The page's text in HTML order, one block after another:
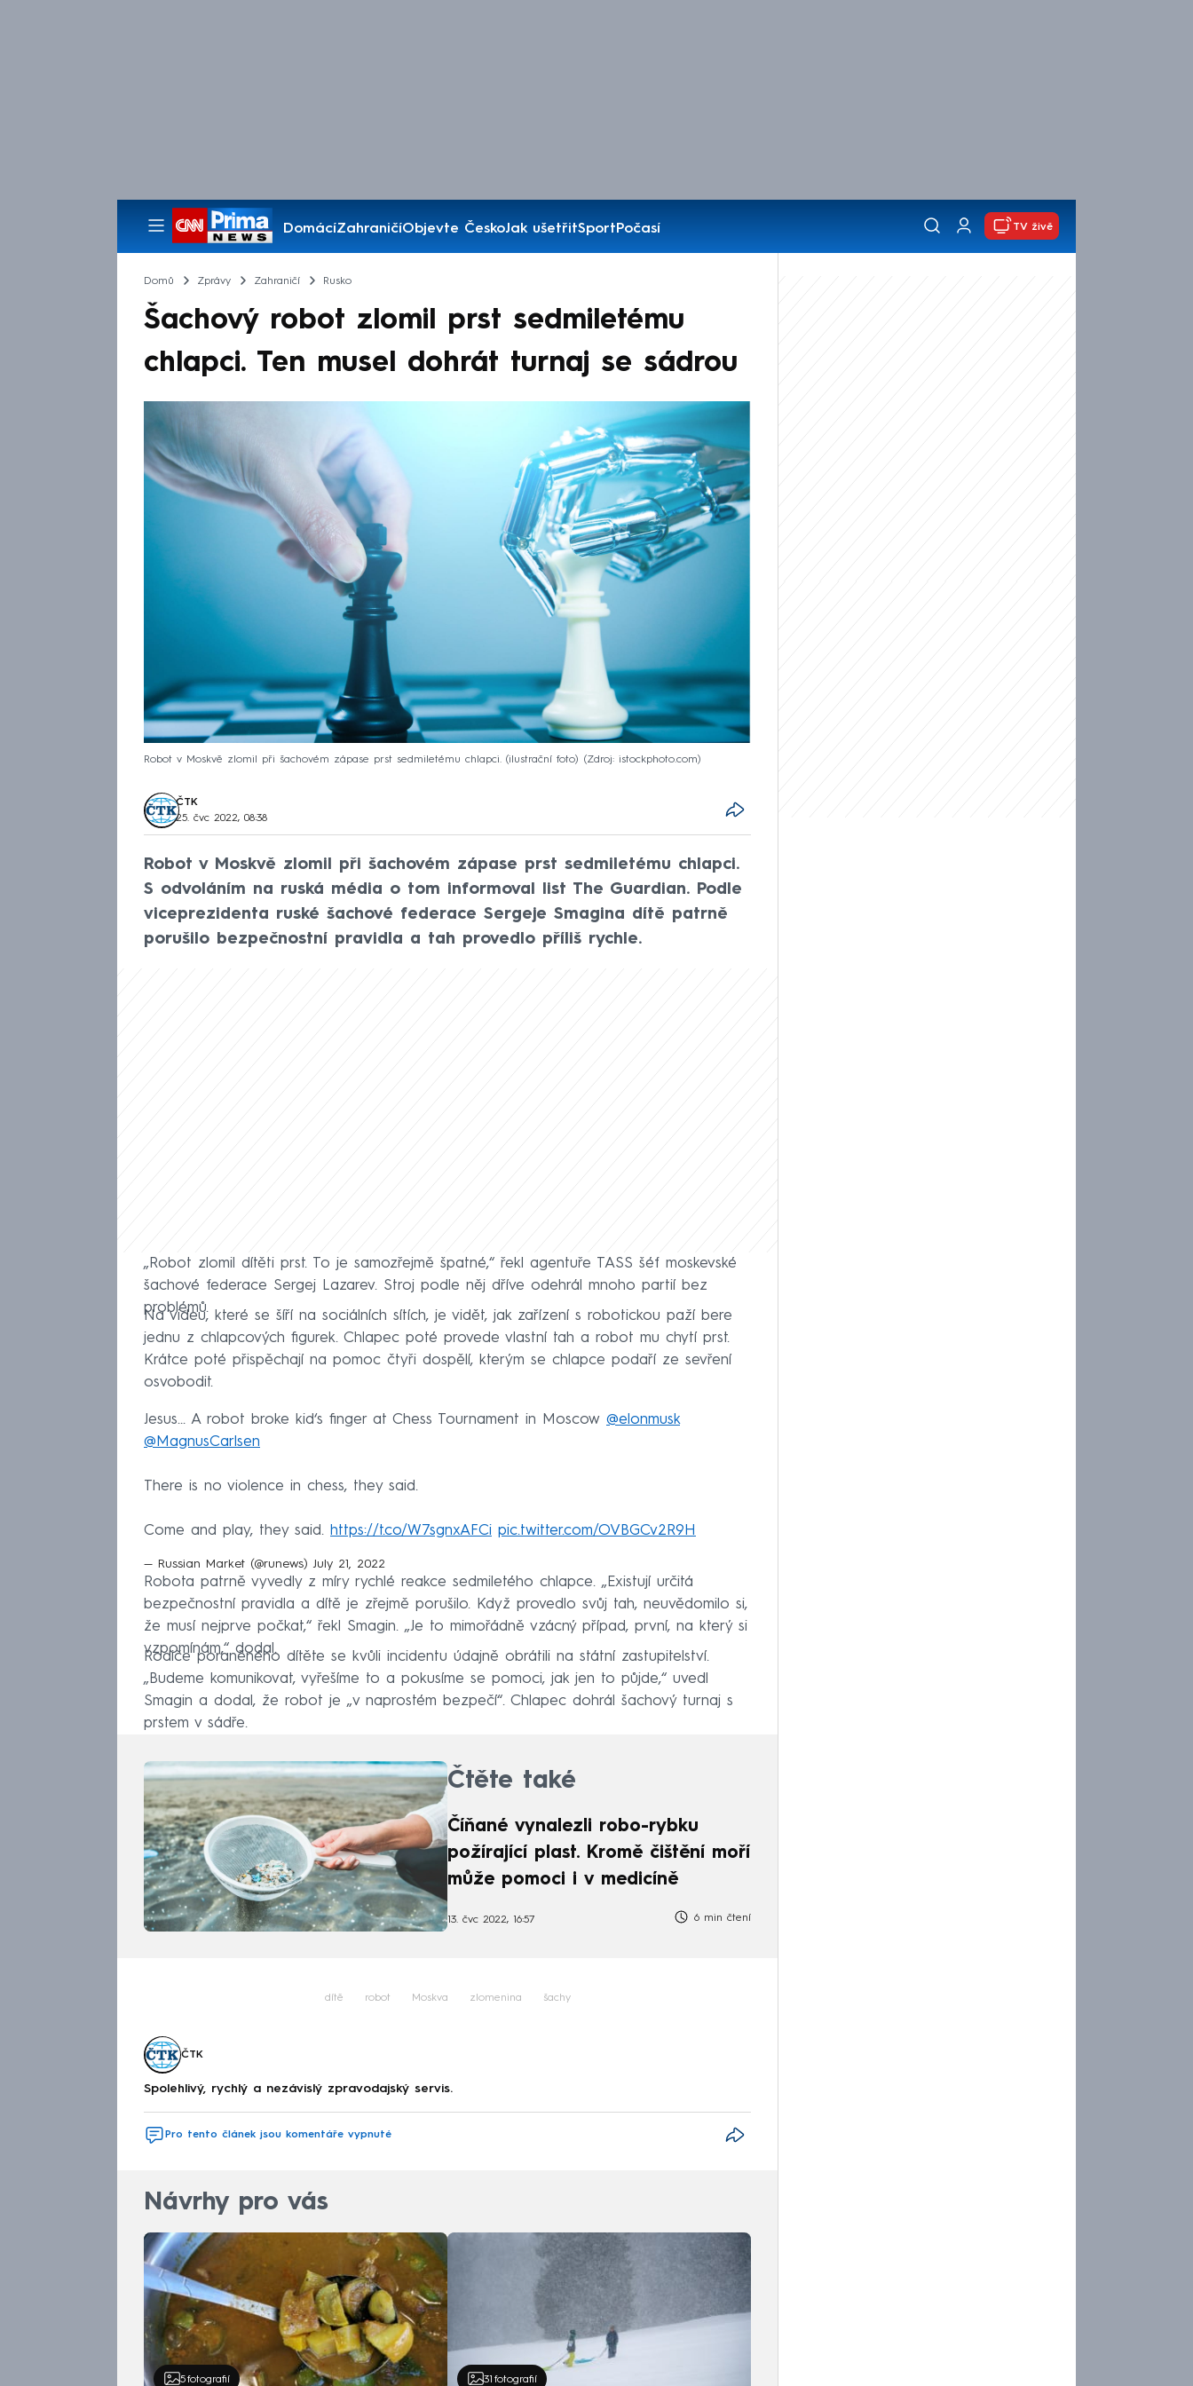
DomácíZahraničíObjevte ČeskoJak ušetřitSportPočasí
Pořady
TV živě
Domů Zprávy Zahraničí Rusko
Šachový robot zlomil prst sedmiletému
chlapci. Ten musel dohrát turnaj se sádrou
Robot v Moskvě zlomil při šachovém zápase prst sedmiletému chlapci. (ilustrační foto) Zdroj: istockphoto.com
ČTK
25. čvc 2022, 08:38
Robot v Moskvě zlomil při šachovém zápase prst sedmiletému chlapci.
S odvoláním na ruská média o tom informoval list The Guardian. Podle
viceprezidenta ruské šachové federace Sergeje Smagina dítě patrně
porušilo bezpečnostní pravidla a tah provedlo příliš rychle.
„Robot zlomil dítěti prst. To je samozřejmě špatné,“ řekl agentuře TASS šéf moskevské
šachové federace Sergej Lazarev. Stroj podle něj dříve odehrál mnoho partií bez
problémů.
Na videu, které se šíří na sociálních sítích, je vidět, jak zařízení s robotickou paží bere
jednu z chlapcových figurek. Chlapec poté provede vlastní tah a robot mu chytí prst.
Krátce poté přispěchají na pomoc čtyři dospělí, kterým se chlapce podaří ze sevření
osvobodit.
Jesus… A robot broke kid‘s finger at Chess Tournament in Moscow @elonmusk
@MagnusCarlsen
There is no violence in chess, they said.
Come and play, they said. https://t.co/W7sgnxAFCi pic.twitter.com/OVBGCv2R9H
— Russian Market (@runews) July 21, 2022
Robota patrně vyvedly z míry rychlé reakce sedmiletého chlapce. „Existují určitá
bezpečnostní pravidla a dítě je zřejmě porušilo. Když provedlo svůj tah, neuvědomilo si,
že musí nejprve počkat,“ řekl Smagin. „Je to mimořádně vzácný případ, první, na který si
vzpomínám,“ dodal.
Rodiče poraněného dítěte se kvůli incidentu údajně obrátili na státní zastupitelství.
„Budeme komunikovat, vyřešíme to a pokusíme se pomoci, jak jen to půjde,“ uvedl
Smagin a dodal, že robot je „v naprostém bezpečí“. Chlapec dohrál šachový turnaj s
prstem v sádře.
Čtěte také
Číňané vynalezli robo-rybku
požírající plast. Kromě čištění moří
může pomoci i v medicíně
13. čvc 2022, 16:57 6 min čtení
dítě robot Moskva zlomenina šachy
ČTK
Spolehlivý, rychlý a nezávislý zpravodajský servis.
Pro tento článek jsou komentáře vypnuté
Návrhy pro vás
5 fotografií 31 fotografií